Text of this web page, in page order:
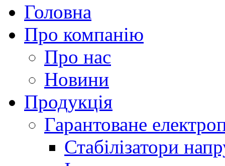
Головна
Про компанію
Про нас
Новини
Продукція
Гарантоване
Стабілізатори